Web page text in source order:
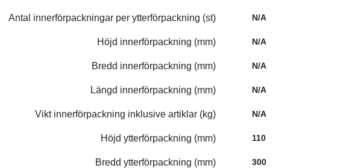
Antal innerförpackningar per ytterförpackning (st) N/A
Höjd innerförpackning (mm) N/A
Bredd innerförpackning (mm) N/A
Längd innerförpackning (mm) N/A
Vikt innerförpackning inklusive artiklar (kg) N/A
Höjd ytterförpackning (mm) 110
Bredd ytterförpackning (mm) 300